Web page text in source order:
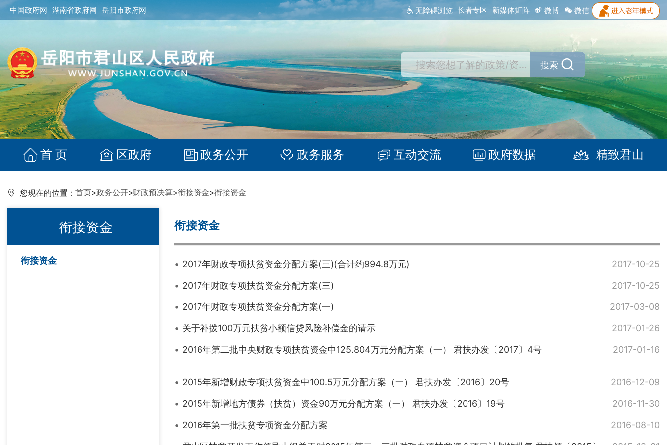
中国政府网 湖南省政府网 岳阳市政府网 无障碍浏览 长者专区 新媒体矩阵 微博 微信
搜索
首 页 区政府 政务公开 政务服务 互动交流 政府数据 精致君山
您现在的位置： 首页>政务公开>财政预决算>衔接资金>衔接资金
衔接资金
衔接资金
衔接资金
2017年财政专项扶贫资金分配方案(三)(合计约994.8万元) 2017-10-25
2017年财政专项扶贫资金分配方案(三) 2017-10-25
2017年财政专项扶贫资金分配方案(一) 2017-03-08
关于补拨100万元扶贫小额信贷风险补偿金的请示 2017-01-26
2016年第二批中央财政专项扶贫资金中125.804万元分配方案（一） 君扶办发〔2017〕4号 2017-01-16
2015年新增财政专项扶贫资金中100.5万元分配方案（一） 君扶办发〔2016〕20号 2016-12-09
2015年新增地方债券（扶贫）资金90万元分配方案（一） 君扶办发〔2016〕19号 2016-11-30
2016年第一批扶贫专项资金分配方案 2016-08-10